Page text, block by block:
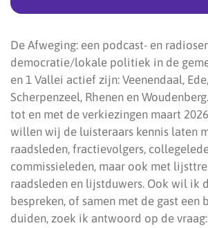
De Afweging: een podcast- en
democratie/lokale politiek in de
en 1 Vallei actief zijn: Veenendaal,
Scherpenzeel, Rhenen en
tot en met de verkiezingen maart
willen wij de luisteraars kennis laten
raadsleden, fractievolgers,
commissieleden, maar ook met
raadsleden en lijstduwers. Ook wil ik
bespreken, of samen met de gast een
duiden, zoek ik antwoord op de